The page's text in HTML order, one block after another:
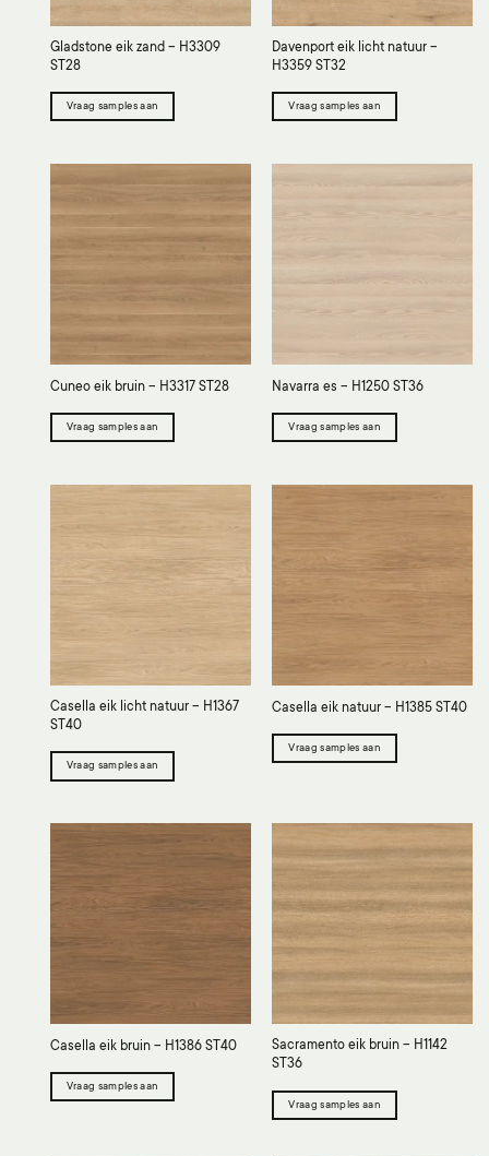
Gladstone eik zand – H3309
ST28
Vraag samples aan
Davenport eik licht natuur –
H3359 ST32
Vraag samples aan
Cuneo eik bruin – H3317 ST28
Vraag samples aan
Navarra es – H1250 ST36
Vraag samples aan
Casella eik licht natuur – H1367
ST40
Vraag samples aan
Casella eik natuur – H1385 ST40
Vraag samples aan
Casella eik bruin – H1386 ST40
Vraag samples aan
Sacramento eik bruin – H1142
ST36
Vraag samples aan